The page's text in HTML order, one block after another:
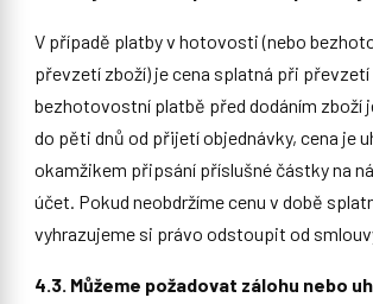
V případě platby v hotovosti (nebo
převzetí zboží) je cena splatná při převzetí
bezhotovostní platbě před dodáním zboží
do pěti dnů od přijetí objednávky, cena je
okamžikem připsání příslušné částky na
účet. Pokud neobdržíme cenu v době
vyhrazujeme si právo odstoupit od
4.3. Můžeme požadovat zálohu nebo